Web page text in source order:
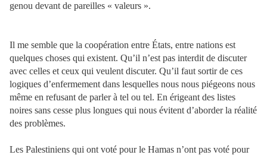
genou devant de pareilles « valeurs ».
Il me semble que la coopération entre États, entre nations est
quelques choses qui existent. Qu’il n’est pas interdit de discuter
avec celles et ceux qui veulent discuter. Qu’il faut sortir de ces
logiques d’enfermement dans lesquelles nous nous piégeons nous
même en refusant de parler à tel ou tel. En érigeant des listes
noires sans cesse plus longues qui nous évitent d’aborder la réalité
des problèmes.
Les Palestiniens qui ont voté pour le Hamas n’ont pas voté pour